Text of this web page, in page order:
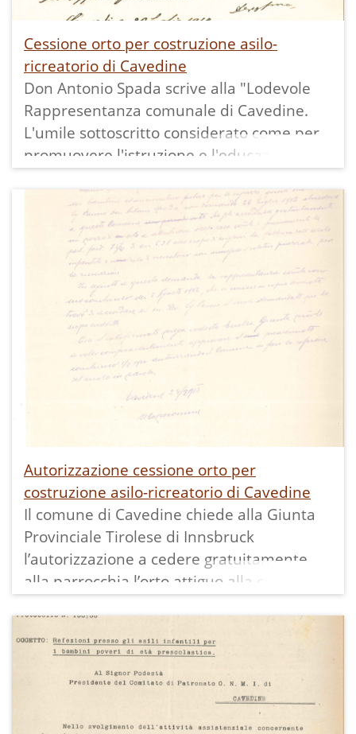
Cessione orto per costruzione asilo-
ricreatorio di Cavedine
Don Antonio Spada scrive alla "Lodevole
Rappresentanza comunale di Cavedine.
L'umile sottoscritto considerato come per
promuovere l'istruzione e l'educazione
asilo-ricreatorio nel quale in seguito
verranno collocate le Suore che si
applicheranno all'educazione dei bambini
e delle ragazze nell'insegnare alle stesse i
doveri ed i lavori di famiglia, a risparmio
della stessa, così il cucito, il taglio, il ricamo
ed altre, e così divenire brave e buone
madri di famiglia, prega umilmente che gli
siano ceduti a tale scopo gli orti a
settentrione del palazzo municipale."
Il Capocomune risponde che la
rappresentanza comunale "ha trovato di
accordarle gratuitamente quel pezzo
d'orto".
Autorizzazione cessione orto per
costruzione asilo-ricreatorio di Cavedine
Il comune di Cavedine chiede alla Giunta
Provinciale Tirolese di Innsbruck
l’autorizzazione a cedere gratuitamente
alla parrocchia l’orto attiguo alla casa
infantile e sala di ricreatorio [festivo per le
ragazze] con annesso il relativo piazzale
per la ricreazione” ricevendo risposta
In archivio la richiesta del parroco: